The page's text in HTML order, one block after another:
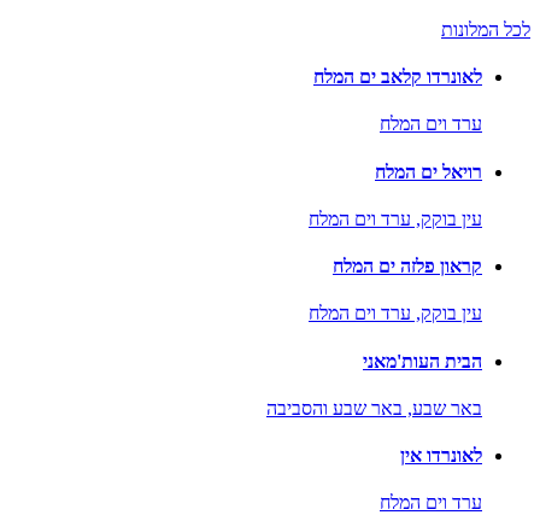
לכל המלונות
לאונרדו קלאב ים המלח
ערד וים המלח
רויאל ים המלח
עין בוקק, ערד וים המלח
קראון פלזה ים המלח
עין בוקק, ערד וים המלח
הבית העות'מאני
באר שבע, באר שבע והסביבה
לאונרדו אין
ערד וים המלח